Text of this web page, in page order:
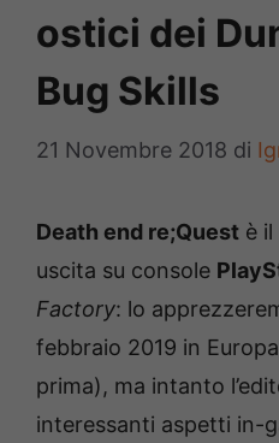
ostici dei
Bug Skills
21 Novembre 2018 di
Death end re;Quest è il
uscita su console
Factory: lo
febbraio 2019 in
prima), ma intanto
interessanti aspetti in-